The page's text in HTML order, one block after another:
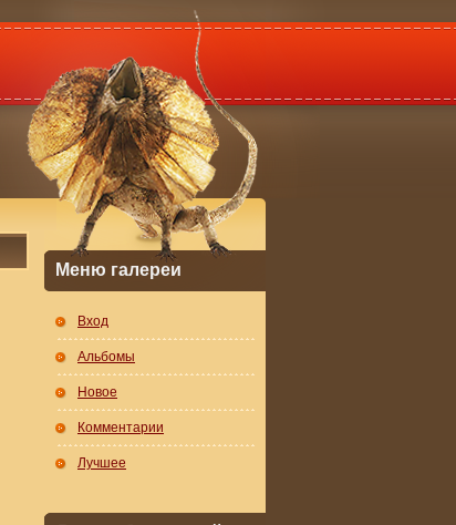
Меню галереи
Вход
Альбомы
Новое
Комментарии
Лучшее